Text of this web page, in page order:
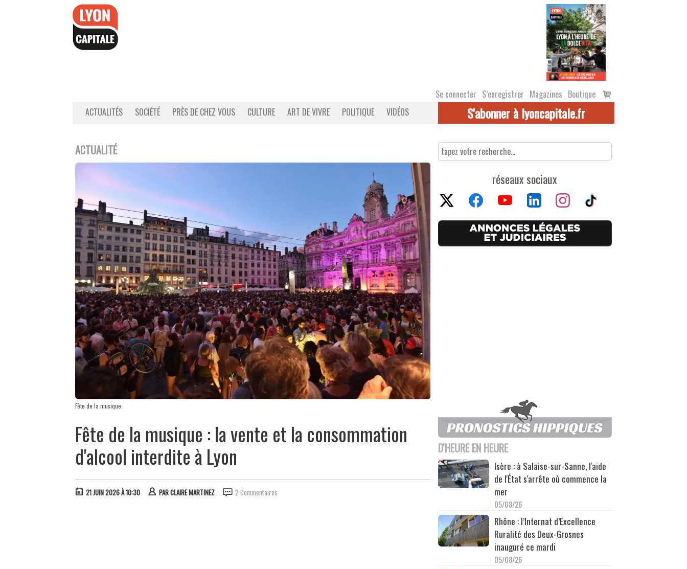
Se connecter S’enregistrer Magazines Boutique
Voir
le
ACTUALITÉS SOCIÉTÉ PRÈS DE CHEZ VOUS CULTURE ART DE VIVRE POLITIQUE VIDÉOS S'abonner à lyoncapitale.fr
ACTUALITÉ
Fête de la musique
Fête de la musique : la vente et la consommation
d'alcool interdite à Lyon
21 JUIN 2026 À 10:30 PARCLAIRE MARTINEZ 2 Commentaires
réseaux sociaux
D'HEURE EN HEURE
Isère : à Salaise-sur-Sanne, l'aide
de l'État s'arrête où commence la
mer
05/08/26
Rhône : l’Internat d’Excellence
Ruralité des Deux-Grosnes
inauguré ce mardi
05/08/26